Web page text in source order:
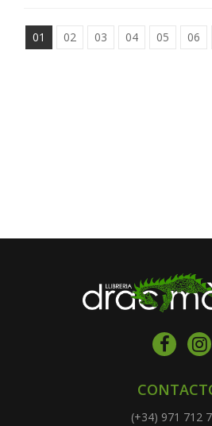
01 02 03 04 05 06
(+34) 971 712